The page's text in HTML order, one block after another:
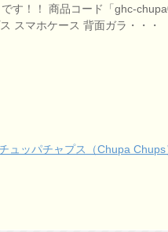
す！！ 商品コード「ghc-
スマホケース 背面ガラ・・・
ュッパチャプス（Chupa